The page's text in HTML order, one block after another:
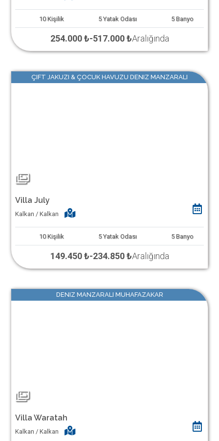
10 Kişilik 5 Yatak Odası 5 Banyo
254.000 ₺-517.000 ₺Aralığında
ÇIFT JAKUZI & ÇOCUK HAVUZU DENIZ MANZARALI
Villa July
Kalkan / Kalkan
10 Kişilik 5 Yatak Odası 5 Banyo
149.450 ₺-234.850 ₺Aralığında
DENIZ MANZARALI MUHAFAZAKAR
Villa Waratah
Kalkan / Kalkan